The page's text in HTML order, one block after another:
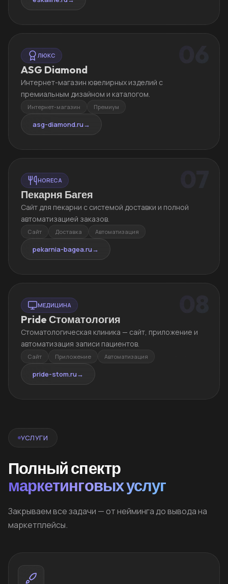
ЛЮКС
ASG Diamond
Интернет-магазин ювелирных изделий с
премиальным дизайном и каталогом.
Интернет-магазин Премиум
asg-diamond.ru→
HORECA
Пекарня Багея
Сайт для пекарни с системой доставки и полной
автоматизацией заказов.
Сайт Доставка Автоматизация
pekarnia-bagea.ru→
МЕДИЦИНА
Pride Стоматология
Стоматологическая клиника — сайт, приложение и
автоматизация записи пациентов.
Сайт Приложение Автоматизация
pride-stom.ru→
УСЛУГИ
Полный спектр
маркетинговых услуг
Закрываем все задачи — от нейминга до вывода на
маркетплейсы.